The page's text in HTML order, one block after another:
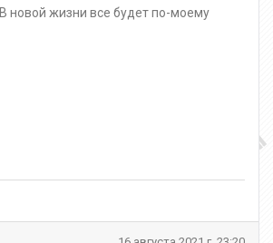
В новой жизни все будет по-моему